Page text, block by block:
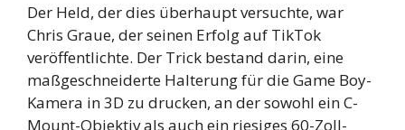
Der Held, der dies überhaupt versuchte, war
Chris Graue, der seinen Erfolg auf TikTok
veröffentlichte. Der Trick bestand darin, eine
maßgeschneiderte Halterung für die Game Boy-
Kamera in 3D zu drucken, an der sowohl ein C-
Mount-Objektiv als auch ein riesiges 60-Zoll-